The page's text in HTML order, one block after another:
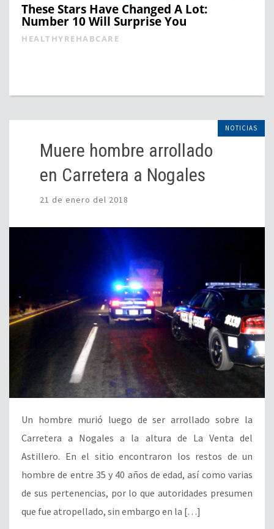
These Stars Have Changed A Lot:
Number 10 Will Surprise You
HEALTHYREHABCARE
NOTICIAS
Muere hombre arrollado
en Carretera a Nogales
21 de enero del 2018
Un hombre murió luego de ser arrollado sobre la
Carretera a Nogales a la altura de La Venta del
Astillero. En el sitio encontraron los restos de un
hombre de entre 35 y 40 años de edad, así como varias
de sus pertenencias, por lo que autoridades presumen
que fue atropellado, sin embargo en la […]